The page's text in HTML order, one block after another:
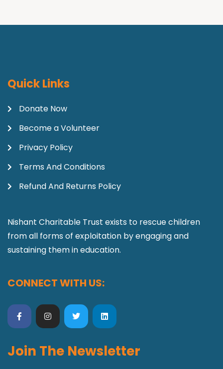
Quick Links
Donate Now
Become a Volunteer
Privacy Policy
Terms And Conditions
Refund And Returns Policy
Nishant Charitable Trust exists to rescue children
from all forms of exploitation by engaging and
sustaining them in education.
CONNECT WITH US:
Join The Newsletter